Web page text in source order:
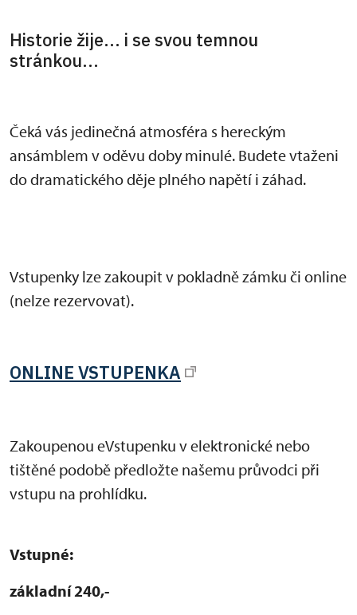
Historie žije... i se svou temnou
stránkou...
Čeká vás jedinečná atmosféra s hereckým
ansámblem v oděvu doby minulé. Budete vtaženi
do dramatického děje plného napětí i záhad.
Vstupenky lze zakoupit v pokladně zámku či online
(nelze rezervovat).
ONLINE VSTUPENKA
Zakoupenou eVstupenku v elektronické nebo
tištěné podobě předložte našemu průvodci při
vstupu na prohlídku.
Vstupné:
základní 240,-